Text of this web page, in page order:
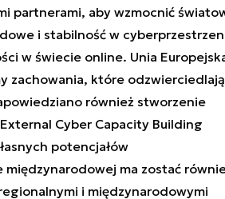
partnerami, aby wzmocnić
i stabilność w
w świecie online. Unia
zachowania, które odzwierciedlają
również stworzenie
xternal Cyber Capacity Building
potencjałów
międzynarodowej ma zostać
i międzynarodowymi